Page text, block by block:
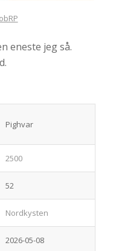
eneste jeg så.
Pighvar
2500
52
Nordkysten
2026-05-08